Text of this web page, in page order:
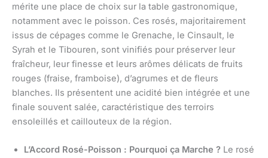
mérite une place de choix sur la table gastronomique,
notamment avec le poisson. Ces rosés, majoritairement
issus de cépages comme le Grenache, le Cinsault, le
Syrah et le Tibouren, sont vinifiés pour préserver leur
fraîcheur, leur finesse et leurs arômes délicats de fruits
rouges (fraise, framboise), d’agrumes et de fleurs
blanches. Ils présentent une acidité bien intégrée et une
finale souvent salée, caractéristique des terroirs
ensoleillés et caillouteux de la région.
L’Accord Rosé-Poisson : Pourquoi ça Marche ? Le rosé